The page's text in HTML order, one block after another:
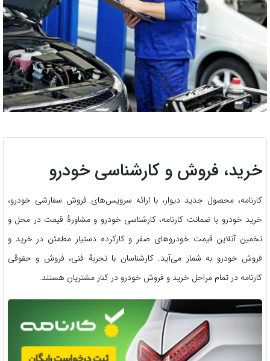
خرید، فروش و کارشناسی خودرو
کارنامه، محصول جدید دیوار، با ارائه سرویس‌های فروش سفارشی خودرو،
خرید خودرو با ضمانت کارنامه، کارشناسی خودرو و مشاورهٔ قیمت در محل و
تخمین آنلاین قیمت خودروهای صفر و کارکرده دستیار مطمئن در خرید و
فروش خودرو به شمار می‌آید. کارشناسان با تجربهٔ فنی، فروش و حقوقی
کارنامه در تمام مراحل خرید و فروش خودرو در کنار مشتریان هستند.